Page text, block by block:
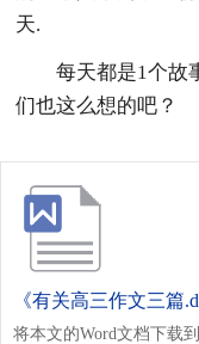
天.
每天都是1个故
们也这么想的吧？
《有关高三作文三篇
将本文的Word文档下载